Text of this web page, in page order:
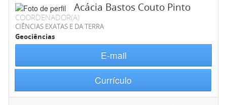
Acácia Bastos Couto Pinto
COORDENADOR(A)
CIÊNCIAS EXATAS E DA TERRA
Geociências
E-mail
Currículo